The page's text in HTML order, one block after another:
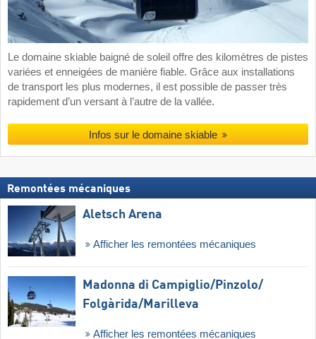
Le domaine skiable baigné de soleil offre des kilomètres de pistes
variées et enneigées de manière fiable. Grâce aux installations
de transport les plus modernes, il est possible de passer très
rapidement d’un versant à l’autre de la vallée.
Infos sur le domaine skiable
Remontées mécaniques
Aletsch Arena
Afficher les remontées mécaniques
Madonna di Campiglio/​Pinzolo/​
Folgàrida/​Marilleva
Afficher les remontées mécaniques